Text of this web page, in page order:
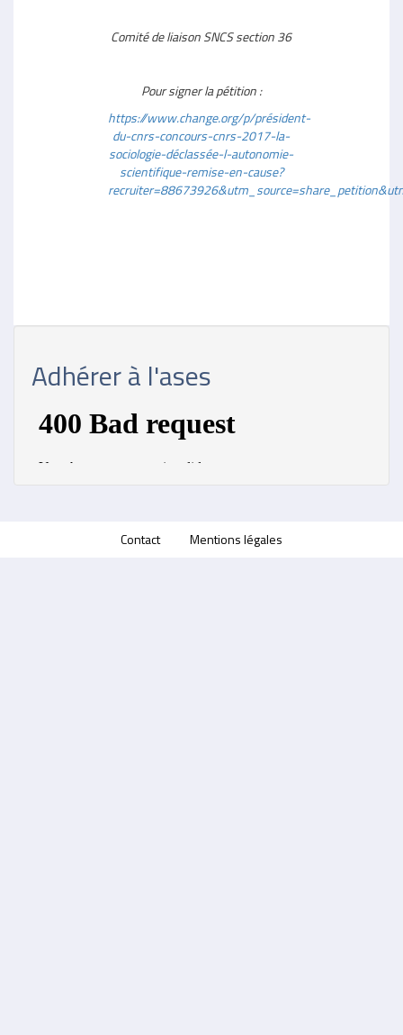
Comité de liaison SNCS section 36
Pour signer la pétition :
https://www.change.org/p/président-
du-cnrs-concours-cnrs-2017-la-
sociologie-déclassée-l-autonomie-
scientifique-remise-en-cause?
Adhérer à l'ases
Contact Mentions légales